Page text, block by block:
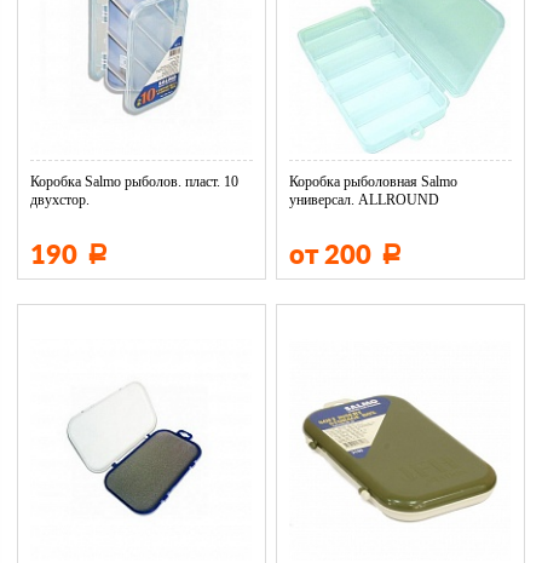
Коробка Salmo рыболов. пласт. 10
двухстор.
190 Р
Коробка рыболовная Salmo
универсал. ALLROUND
от 200 Р